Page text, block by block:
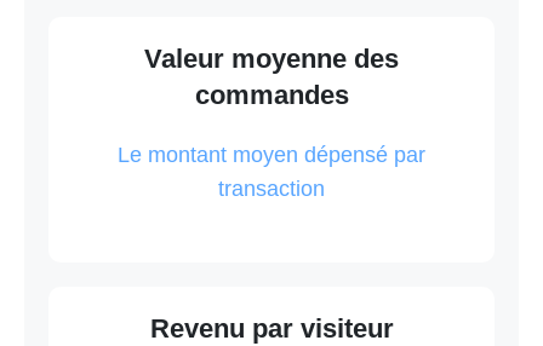
Valeur moyenne des
commandes
Le montant moyen dépensé par
transaction
Revenu par visiteur